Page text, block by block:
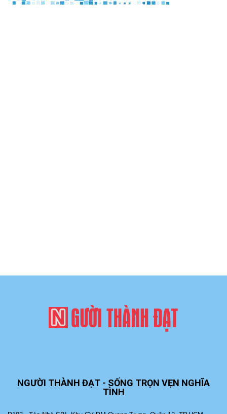
NGƯỜI THÀNH ĐẠT - SỐNG TRỌN VẸN NGHĨA
TÌNH